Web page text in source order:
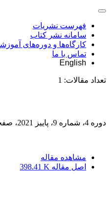
فهرست نشریات
سامانه نشر کتاب
کارگاه‌ها و دوره‌های
تماس با ما
English
تعداد مقالات: 1
دوره 4، شماره 9، پاییز 2021، صفحه
مشاهده مقاله
اصل مقاله 398.41 K